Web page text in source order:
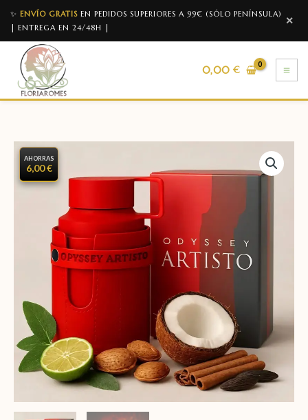
✨ ENVÍO GRATIS EN PEDIDOS SUPERIORES A 99€ (SÓLO PENÍNSULA)
| ENTREGA EN 24/48H |
✕
0,00€
AHORRAS
6,00 €